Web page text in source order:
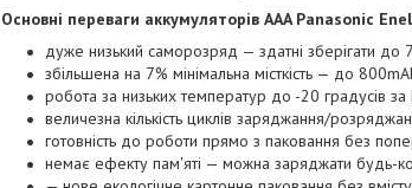
Основні переваги аккумуляторів AAA Panasonic
дуже низький саморозряд — здатні зберігати
збільшена на 7% мінімальна місткість — до
робота за низьких температур до -20 градусів за
величезна кількість циклів заряджання/
готовність до роботи прямо з паковання без
немає ефекту пам'яті — можна заряджати будь-